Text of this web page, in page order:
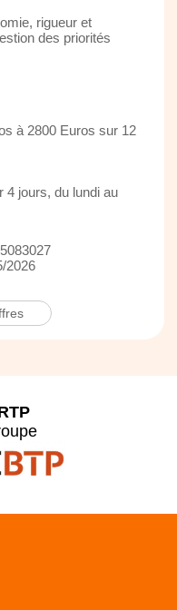
rigueur et
des priorités
à 2800 Euros sur 12
4 jours, du lundi au
2026